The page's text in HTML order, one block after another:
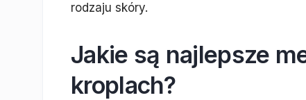
rodzaju skóry.
Jakie są najlepsze
kroplach?